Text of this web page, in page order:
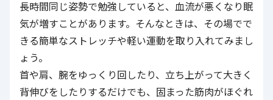
長時間同じ姿勢で勉強していると、血流が悪くなり眠
気が増すことがあります。そんなときは、その場でで
きる簡単なストレッチや軽い運動を取り入れてみまし
ょう。
首や肩、腕をゆっくり回したり、立ち上がって大きく
背伸びをしたりするだけでも、固まった筋肉がほぐれ